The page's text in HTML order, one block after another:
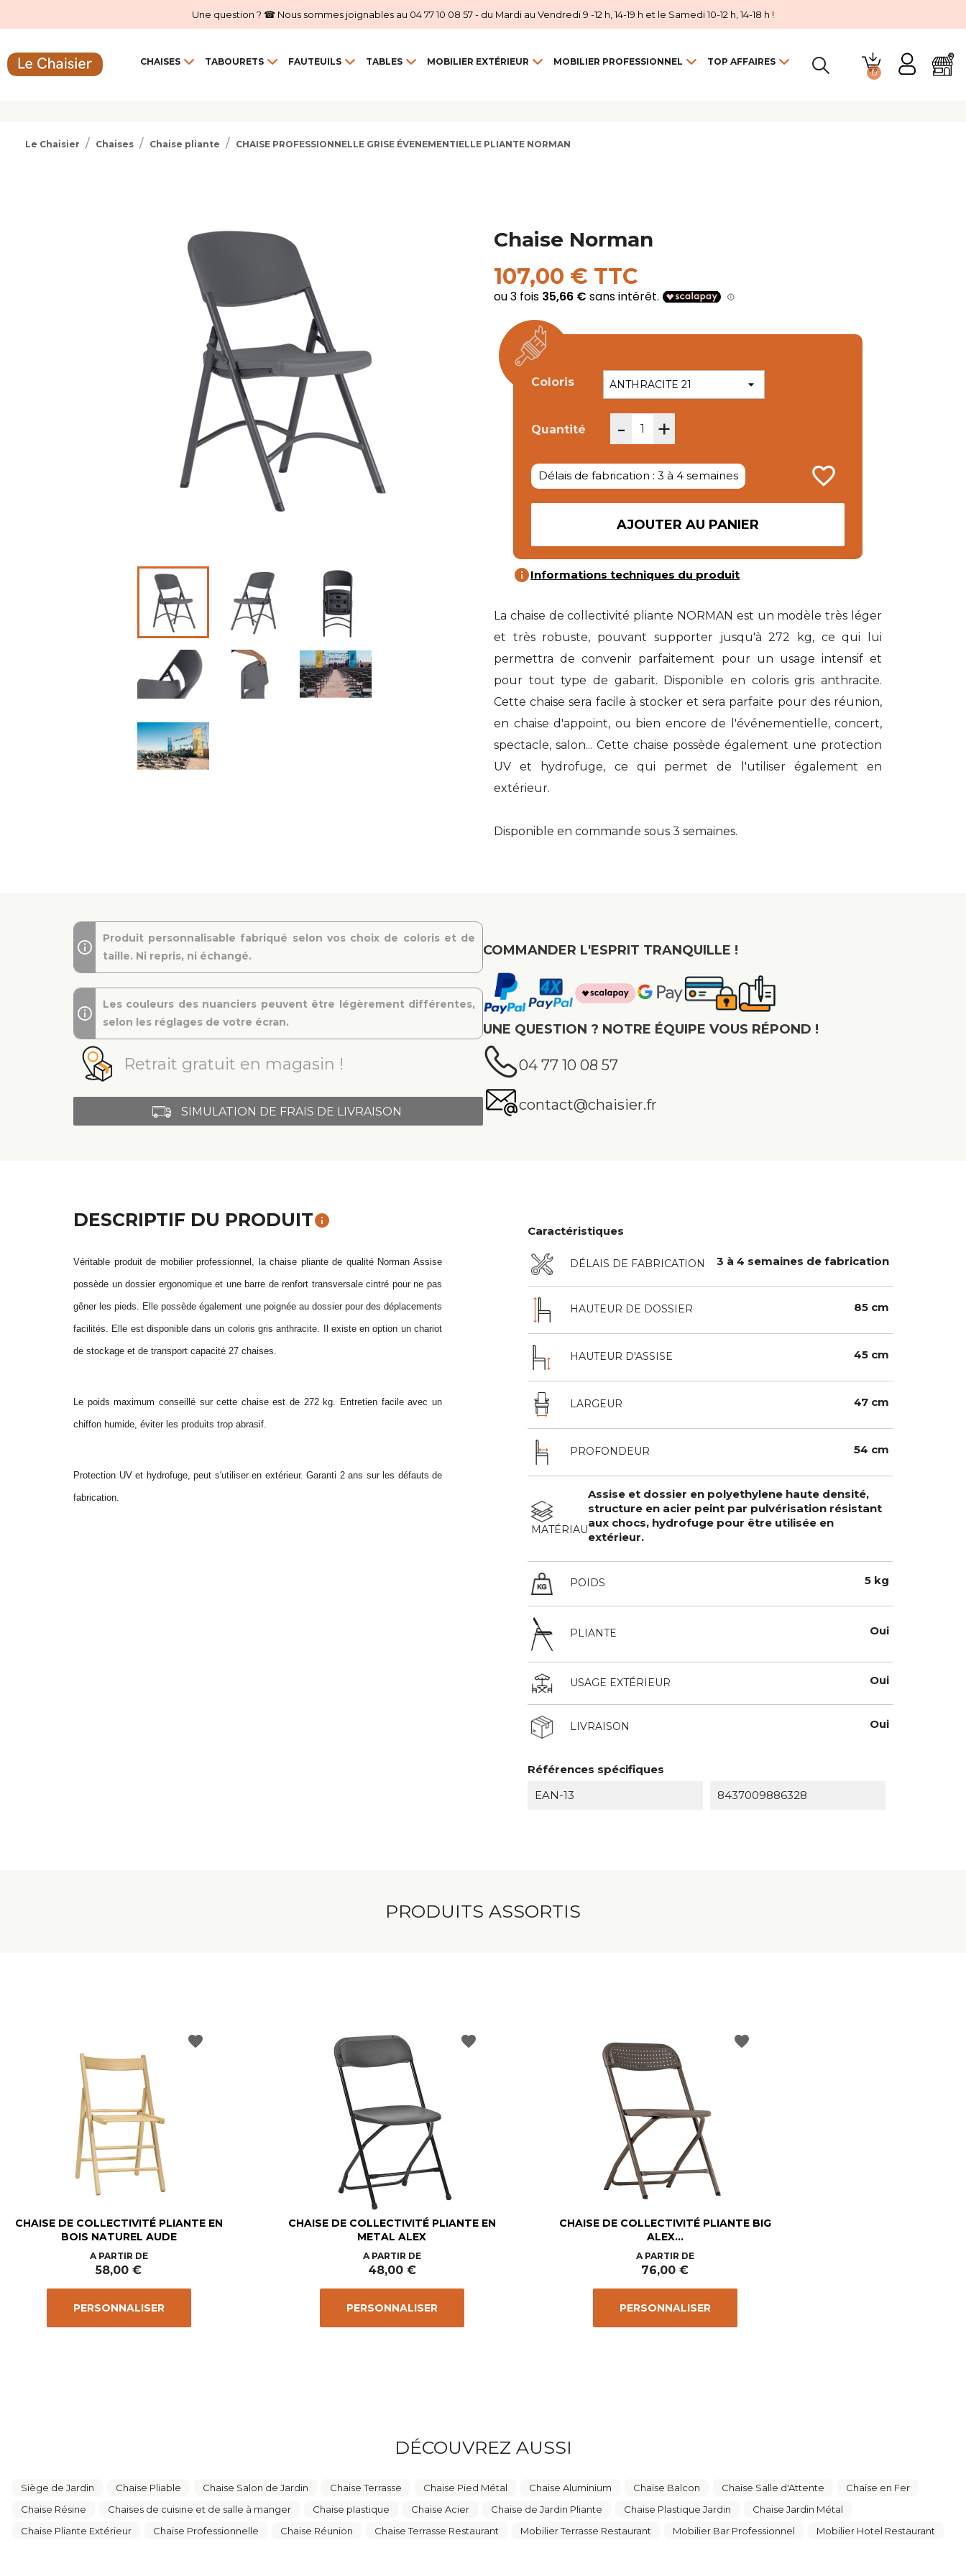
Une question ? ☎ Nous sommes joignables au 04 77 10 08 57 - du Mardi au Vendredi 9 -12 h, 14-19 h et le Samedi 10-12 h, 14-18 h !
CHAISES TABOURETS FAUTEUILS TABLES MOBILIER EXTÉRIEUR MOBILIER PROFESSIONNEL TOP AFFAIRES
0
Le Chaisier Chaises Chaise pliante CHAISE PROFESSIONNELLE GRISE ÉVENEMENTIELLE PLIANTE NORMAN
Chaise Norman
107,00 € TTC
Coloris
Quantité - +
Délais de fabrication : 3 à 4 semaines favorite_border
AJOUTER AU PANIER
infoInformations techniques du produit
La chaise de collectivité pliante NORMAN est un modèle très léger
et très robuste, pouvant supporter jusqu'à 272 kg, ce qui lui
permettra de convenir parfaitement pour un usage intensif et
pour tout type de gabarit. Disponible en coloris gris anthracite.
Cette chaise sera facile à stocker et sera parfaite pour des réunion,
en chaise d'appoint, ou bien encore de l'événementielle, concert,
spectacle, salon... Cette chaise possède également une protection
UV et hydrofuge, ce qui permet de l'utiliser également en
extérieur.
Disponible en commande sous 3 semaines.
Produit personnalisable fabriqué selon vos choix de coloris et de
taille. Ni repris, ni échangé.
Les couleurs des nuanciers peuvent être légèrement différentes,
selon les réglages de votre écran.
Retrait gratuit en magasin !
SIMULATION DE FRAIS DE LIVRAISON
COMMANDER L'ESPRIT TRANQUILLE !
UNE QUESTION ? NOTRE ÉQUIPE VOUS RÉPOND !
04 77 10 08 57
contact@chaisier.fr
DESCRIPTIF DU PRODUITinfo
Véritable produit de mobilier professionnel , la chaise pliante de qualité Norman Assise
possède un dossier ergonomique et une barre de renfort transversale cintré pour ne pas
gêner les pieds. Elle possède également une poignée au dossier pour des déplacements
facilités. Elle est disponible dans un coloris gris anthracite. Il existe en option un chariot
de stockage et de transport capacité 27 chaises.
Le poids maximum conseillé sur cette chaise est de 272 kg. Entretien facile avec un
chiffon humide, éviter les produits trop abrasif.
Protection UV et hydrofuge, peut s'utiliser en extérieur. Garanti 2 ans sur les défauts de
fabrication.
Caractéristiques
DÉLAIS DE FABRICATION 3 à 4 semaines de fabrication
HAUTEUR DE DOSSIER 85 cm
HAUTEUR D'ASSISE 45 cm
LARGEUR 47 cm
PROFONDEUR 54 cm
MATÉRIAU
Assise et dossier en polyethylene haute densité,
structure en acier peint par pulvérisation résistant
aux chocs, hydrofuge pour être utilisée en
extérieur.
POIDS 5 kg
PLIANTE Oui
USAGE EXTÉRIEUR Oui
LIVRAISON Oui
Références spécifiques
EAN-13
8437009886328
PRODUITS ASSORTIS
CHAISE DE COLLECTIVITÉ PLIANTE EN
BOIS NATUREL AUDE
Prix
A PARTIR DE
58,00 €
PERSONNALISER
favorite
CHAISE DE COLLECTIVITÉ PLIANTE EN
METAL ALEX
Prix
A PARTIR DE
48,00 €
PERSONNALISER
favorite
CHAISE DE COLLECTIVITÉ PLIANTE BIG
ALEX...
Prix
A PARTIR DE
76,00 €
PERSONNALISER
favorite
DÉCOUVREZ AUSSI
Siège de Jardin Chaise Pliable Chaise Salon de Jardin Chaise Terrasse Chaise Pied Métal Chaise Aluminium Chaise Balcon Chaise Salle d'Attente
Chaise en Fer
Chaise Résine
Chaises de cuisine et de salle à manger Chaise plastique Chaise Acier Chaise de Jardin Pliante Chaise Plastique Jardin
Chaise Jardin Métal
Chaise Pliante Extérieur
Chaise Professionnelle Chaise Réunion Chaise Terrasse Restaurant Mobilier Terrasse Restaurant Mobilier Bar Professionnel Mobilier Hotel Restaurant